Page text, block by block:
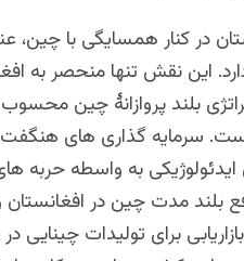
در کنار همسایگی با چین،
این نقش تنها منحصر به
بلند پروازانۀ چین
سرمایه گذاری های
به واسطه حربه
بلند مدت چین در افغانستان
برای تولیدات چینایی در